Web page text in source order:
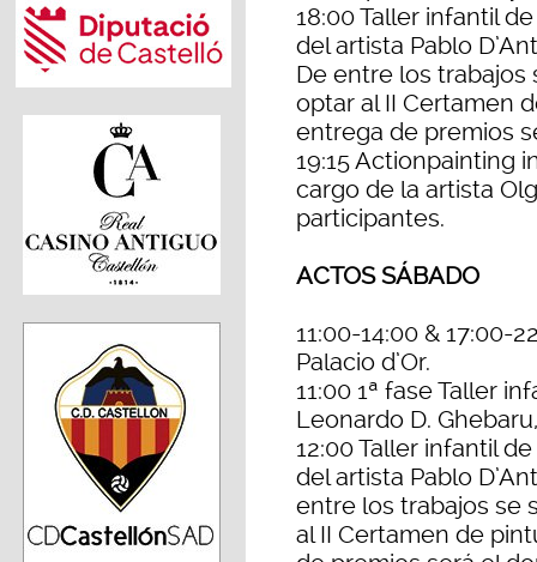
18:00 Taller infantil
del artista Pablo
De entre los trabajos
optar al II Certamen
entrega de premios
19:15 Actionpainting
cargo de la artista
participantes.
ACTOS SÁBADO
11:00-14:00 & 17:00-
Palacio d’Or.
11:00 1ª fase Taller
Leonardo D.
12:00 Taller infantil
del artista Pablo
entre los trabajos se
al II Certamen de